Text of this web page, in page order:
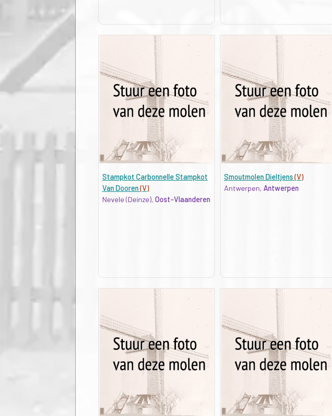
Stampkot Carbonnelle Stampkot
Van Dooren(V)
Nevele (Deinze), Oost-Vlaanderen
Smoutmolen Dieltjens(V)
Antwerpen, Antwerpen